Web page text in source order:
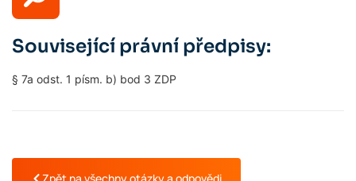
Související právní předpisy:
§ 7a odst. 1 písm. b) bod 3 ZDP